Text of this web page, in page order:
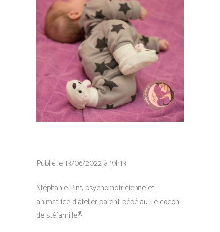
Publié le 13/06/2022 à 19h13
Stéphanie Pint, psychomotricienne et
animatrice d’atelier parent-bébé au Le cocon
de stéfamille®.